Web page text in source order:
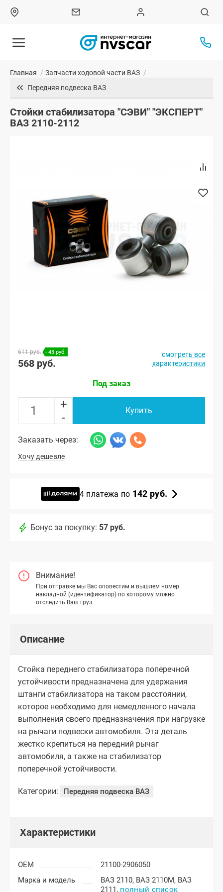
Главная / Запчасти ходовой части ВАЗ /
Передняя подвеска ВАЗ
Стойки стабилизатора "СЭВИ" "ЭКСПЕРТ"
ВАЗ 2110-2112
611 руб. - 43 руб.
568 руб.
смотреть все
характеристики
Под заказ
+
-
Купить
Заказать через:
Хочу дешевле
4 платежа по 142 руб.
Бонус за покупку: 57 руб.
Внимание!
При отправке мы Вас оповестим и вышлем номер
накладной (идентификатор) по которому можно
отследить Ваш груз.
Описание
Стойка переднего стабилизатора поперечной
устойчивости предназначена для удержания
штанги стабилизатора на таком расстоянии,
которое необходимо для немедленного начала
выполнения своего предназначения при нагрузке
на рычаги подвески автомобиля. Эта деталь
жестко крепиться на передний рычаг
автомобиля, а также на стабилизатор
поперечной устойчивости.
Категории: Передняя подвеска ВАЗ
Характеристики
OEM
21100-2906050
Марка и модель
ВАЗ 2110, ВАЗ 2110М, ВАЗ
2111, полный список